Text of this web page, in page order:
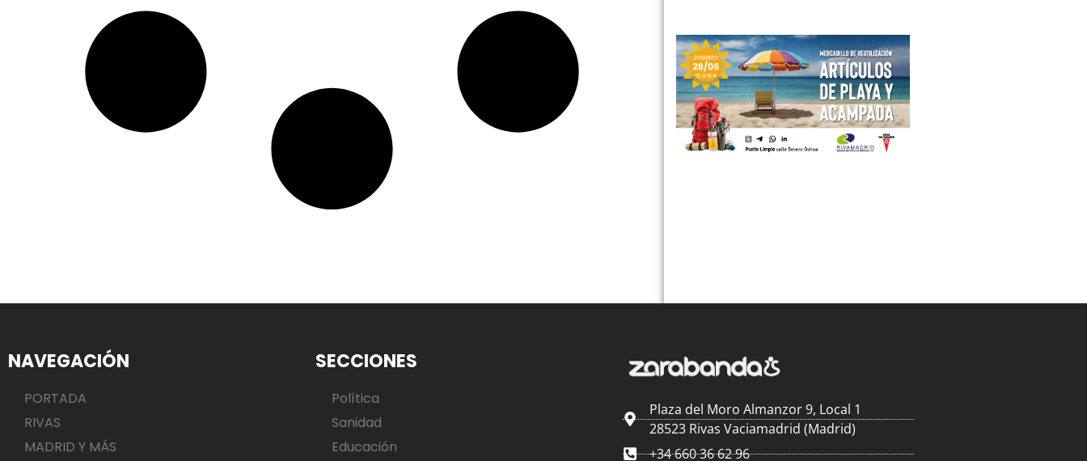
NAVEGACIÓN
PORTADA
RIVAS
MADRID Y MÁS
SECCIONES
Política
Sanidad
Educación
Plaza del Moro Almanzor 9, Local 1
28523 Rivas Vaciamadrid (Madrid)
+34 660 36 62 96